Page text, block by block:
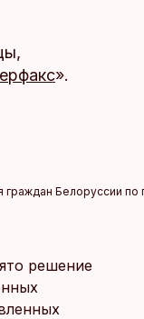
».
граждан Белоруссии по
решение